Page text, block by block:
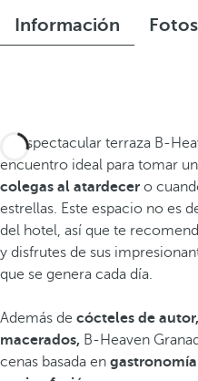
Información
La espectacular terraza B-
encuentro ideal para tomar
colegas al atardecer o
estrellas. Este espacio no es
del hotel, así que te
y disfrutes de sus
que se genera cada día.
Además de cócteles de
macerados, B-Heaven
cenas basada en